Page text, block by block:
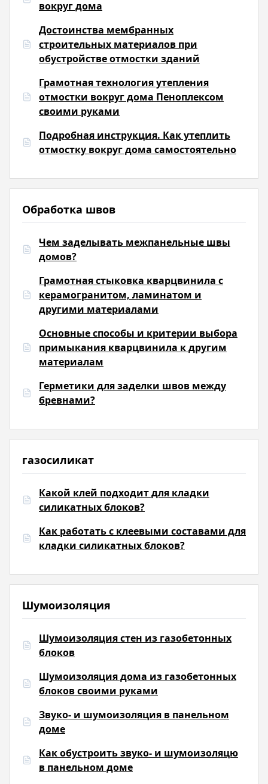
вокруг дома
Достоинства мембранных
строительных материалов при
обустройстве отмостки зданий
Грамотная технология утепления
отмостки вокруг дома Пеноплексом
своими руками
Подробная инструкция. Как утеплить
отмостку вокруг дома самостоятельно
Обработка швов
Чем заделывать межпанельные швы
домов?
Грамотная стыковка кварцвинила с
керамогранитом, ламинатом и
другими материалами
Основные способы и критерии выбора
примыкания кварцвинила к другим
материалам
Герметики для заделки швов между
бревнами?
газосиликат
Какой клей подходит для кладки
силикатных блоков?
Как работать с клеевыми составами для
кладки силикатных блоков?
Шумоизоляция
Шумоизоляция стен из газобетонных
блоков
Шумоизоляция дома из газобетонных
блоков своими руками
Звуко- и шумоизоляция в панельном
доме
Как обустроить звуко- и шумоизоляцю
в панельном доме